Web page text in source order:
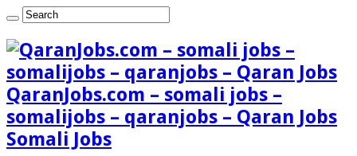
QaranJobs.com – somali jobs –
somalijobs – qaranjobs – Qaran Jobs
Somali Jobs